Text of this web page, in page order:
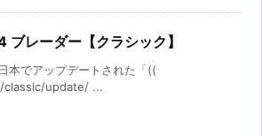
ブレーダー【クラシック】
本でアップデートされた「((
classic/update/ ...